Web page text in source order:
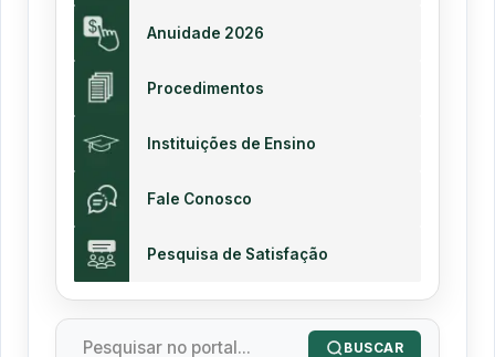
Anuidade 2026
Procedimentos
Instituições de Ensino
Fale Conosco
Pesquisa de Satisfação
BUSCAR